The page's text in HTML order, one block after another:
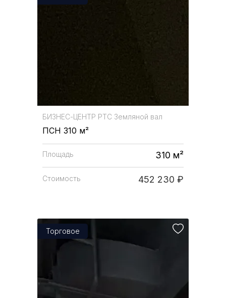
БИЗНЕС-ЦЕНТР РТС Земляной вал
ПСН 310 м²
Площадь 310 м²
Стоимость 452 230 ₽
Торговое